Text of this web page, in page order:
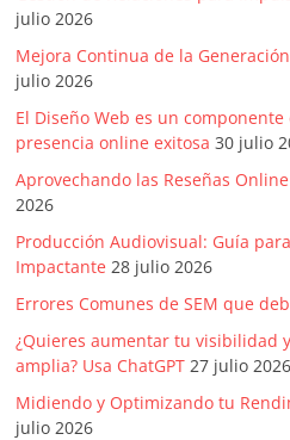
Revista
iBlue
Marketing
|
Magazine
de
Publicidad,
Mercadeo
y
Medios
de
la
Agencia
Blue
julio 2026
Mejora Continua de la
julio 2026
El Diseño Web es un
presencia online exitosa 30 julio
Aprovechando las Reseñas
2026
Producción Audiovisual: Guía
Impactante 28 julio 2026
Errores Comunes de SEM que
¿Quieres aumentar tu visibilidad
amplia? Usa ChatGPT 27 julio 2026
Midiendo y Optimizando tu
julio 2026